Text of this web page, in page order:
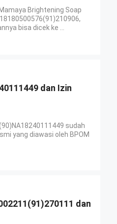
Brightening Soap
bisa dicek ke ...
dan Izin
sudah
yang diawasi oleh BPOM
dan